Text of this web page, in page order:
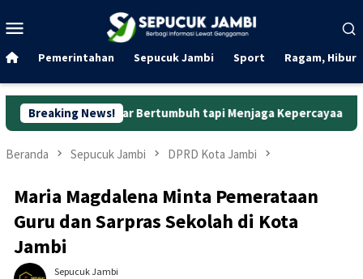
ke
Mobile
Pemerintahan Sepucuk Jambi Sport Ragam,
Breaking News!
Bertumbuh tapi Menjaga Kepercayaan Curanmor
Beranda Sepucuk Jambi DPRD Kota Jambi
Maria Magdalena Minta Pemerataan
Guru dan Sarpras Sekolah di Kota
Jambi
Sepucuk Jambi